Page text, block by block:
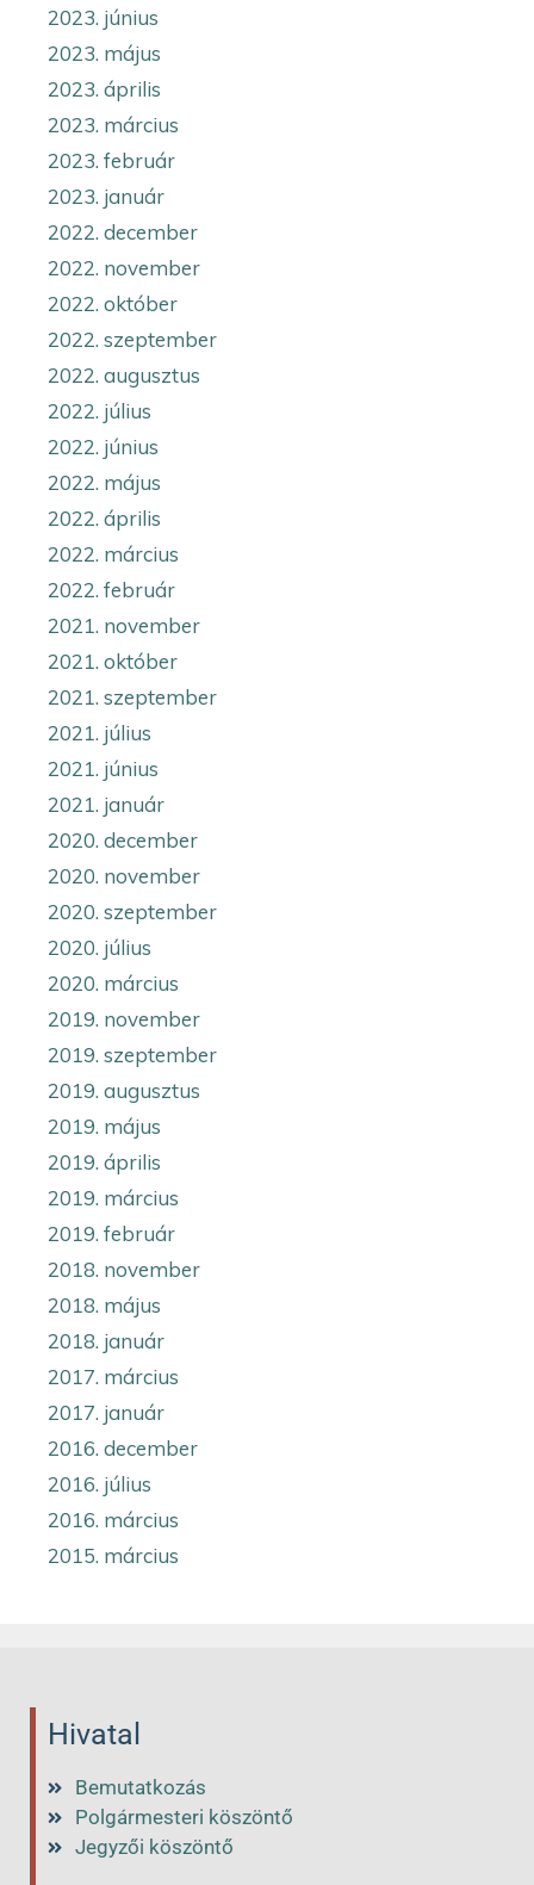
2023. június
2023. május
2023. április
2023. március
2023. február
2023. január
2022. december
2022. november
2022. október
2022. szeptember
2022. augusztus
2022. július
2022. június
2022. május
2022. április
2022. március
2022. február
2021. november
2021. október
2021. szeptember
2021. július
2021. június
2021. január
2020. december
2020. november
2020. szeptember
2020. július
2020. március
2019. november
2019. szeptember
2019. augusztus
2019. május
2019. április
2019. március
2019. február
2018. november
2018. május
2018. január
2017. március
2017. január
2016. december
2016. július
2016. március
2015. március
Hivatal
Bemutatkozás
Polgármesteri köszöntő
Jegyzői köszöntő